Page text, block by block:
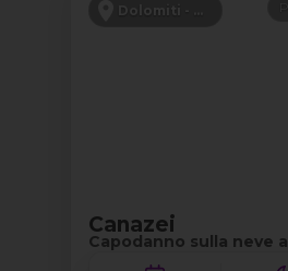
Dolomiti - Canazei
Canazei
Capodanno sulla neve